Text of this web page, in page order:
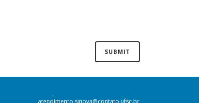
atendimento.sinova@contato.ufsc.br